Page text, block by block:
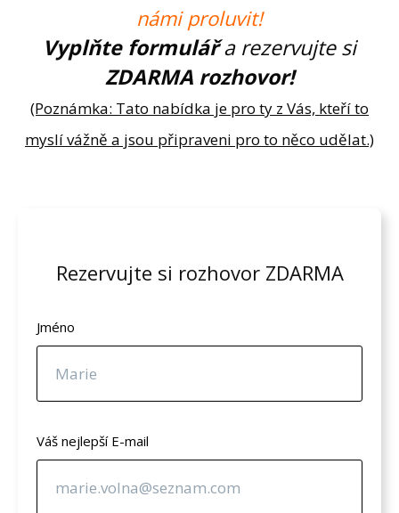
námi proluvit!
Vyplňte formulářa rezervujte si
ZDARMA rozhovor!
(Poznámka: Tato nabídka je pro ty z Vás, kteří to
myslí vážně a jsou připraveni pro to něco udělat.)
Rezervujte si rozhovor ZDARMA
Jméno
Váš nejlepší E-mail